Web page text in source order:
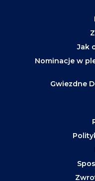
Jak
Nominacje w
Gwiezdne